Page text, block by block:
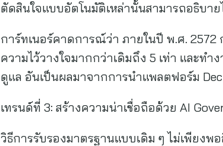
ตัดสินใจแบบอัตโนมัติเหล่านั้นสามารถอธิบา
การ์ทเนอร์คาดการณ์ว่า ภายในปี พ.ศ. 2572
ความไว้วางใจมากกว่าเดิมถึง 5 เท่า และท
ดูแล อันเป็นผลมาจากการนำแพลตฟอร์ม
เทรนด์ที่ 3: สร้างความน่าเชื่อถือด้วย AI
วิธีการรับรองมาตรฐานแบบเดิม ๆ ไม่เพียง